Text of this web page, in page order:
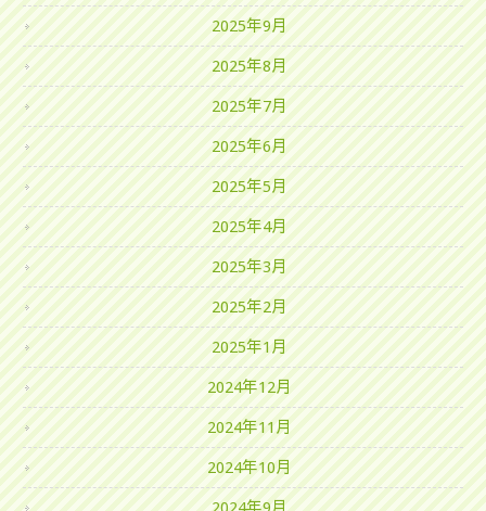
2025年9月
2025年8月
2025年7月
2025年6月
2025年5月
2025年4月
2025年3月
2025年2月
2025年1月
2024年12月
2024年11月
2024年10月